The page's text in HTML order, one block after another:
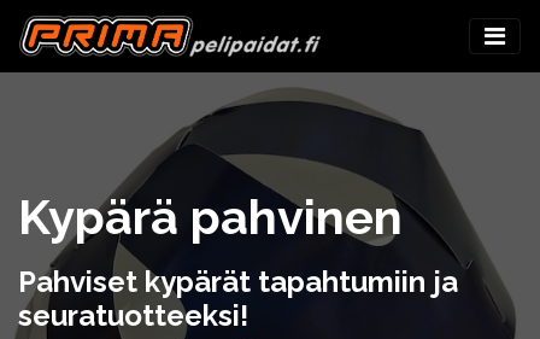
Kypärä pahvinen
Pahviset kypärät tapahtumiin ja
seuratuotteeksi!